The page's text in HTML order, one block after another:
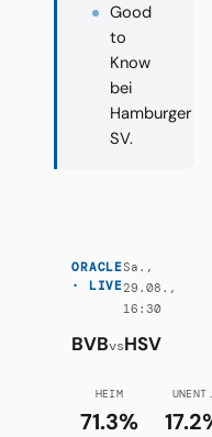
Good
to
Know
bei
Hamburger
SV.
ORACLE
· LIVE
Sa.,
29.08.,
16:30
BVBvsHSV
HEIM
71.3%